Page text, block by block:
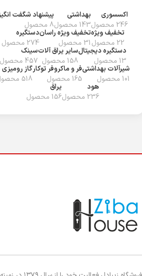
اکسسوری
246 محصول
بهداشتی
143 محصول
پیشنهاد شگفت
8 محصول
تخفیف ويژه
22 محصول
تخفیف ویژه راسان
31 محصول
دستگیره
274 محصول
دستگیره دیجیتال
13 محصول
سایر یراق آلات
158 محصول
سینک
457 محصول
شیرآلات بهداشتی
101 محصول
فر و ماکروفر توکار
165 محصول
گاز رومیزی
518 محصول
هود
236 محصول
یراق
156 محصول